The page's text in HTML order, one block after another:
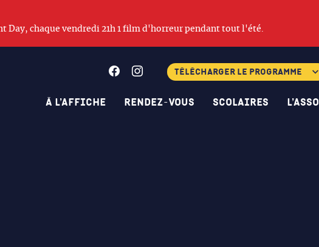
chaque vendredi 21h 1 film d'horreur pendant tout l'été.
À l’affiche Rendez-vous Scolaires L’asso
FacebookInstagramTélécharger le programme